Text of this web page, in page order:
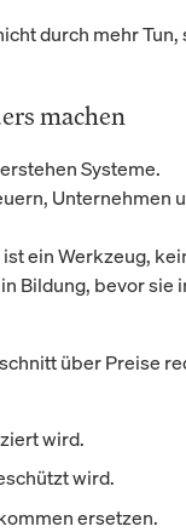
durch mehr Tun,
machen
Systeme.
Unternehmen
ein Werkzeug,
Bildung, bevor sie
über Preise
wird.
wird.
ersetzen.